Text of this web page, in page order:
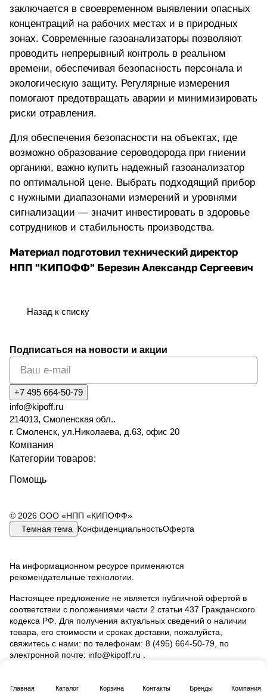
заключается в своевременном выявлении опасных
концентраций на рабочих местах и в природных
зонах. Современные газоанализаторы позволяют
проводить непрерывный контроль в реальном
времени, обеспечивая безопасность персонала и
экологическую защиту. Регулярные измерения
помогают предотвращать аварии и минимизировать
риски отравления.
Для обеспечения безопасности на объектах, где
возможно образование сероводорода при гниении
органики, важно купить надежный газоанализатор
по оптимальной цене. Выбрать подходящий прибор
с нужными диапазонами измерений и уровнями
сигнализации — значит инвестировать в здоровье
сотрудников и стабильность производства.
Материал подготовил технический директор
НПП "КИПОФФ" Березин Александр Сергеевич
Назад к списку
Главная Каталог Корзина Контакты Бренды Компания
Подписаться на новости и акции
+7 495 664-50-79
info@kipoff.ru
214013, Смоленская обл..
г. Смоленск, ул.Николаева, д.63, офис 20
Компания
Категории товаров:
Помощь
© 2026 ООО «НПП «КИПОФФ»
Темная тема
КонфиденциальностьОферта
На информационном ресурсе применяются
рекомендательные технологии.
Настоящее предложение не является публичной офертой в
соответствии с положениями части 2 статьи 437 Гражданского
кодекса РФ. Для получения актуальных сведений о наличии
товара, его стоимости и сроках доставки, пожалуйста,
свяжитесь с нами: по телефонам: 8 (495) 664‑50‑79, по
электронной почте: info@kipoff.ru .